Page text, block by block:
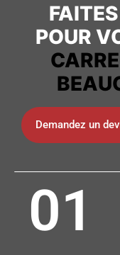
POUR
Demandez un
01